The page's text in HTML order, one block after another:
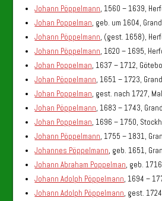
Johann Pöppelmann, 1560 – 1639,
Johan Poppelman, geb. um 1604,
Johann Pöppelmann, (gest. 1658),
Johann Pöppelmann, 1620 – 1695,
Johan Poppelman, 1637 – 1712,
Johan Pöppelmann, 1651 – 1723,
Johan Poppelman, gest. nach 1727,
Johan Pöppelmann, 1683 – 1743,
Johan Poppelman, 1696 – 1750,
Johann Pöppelmann, 1755 – 1831,
Johannes Pöppelmann, geb. 1651,
Johann Abraham Poppelman, geb.
Johann Adolph Pöppelmann, 1694 –
Johann Adolph Pöppelmann, gest.